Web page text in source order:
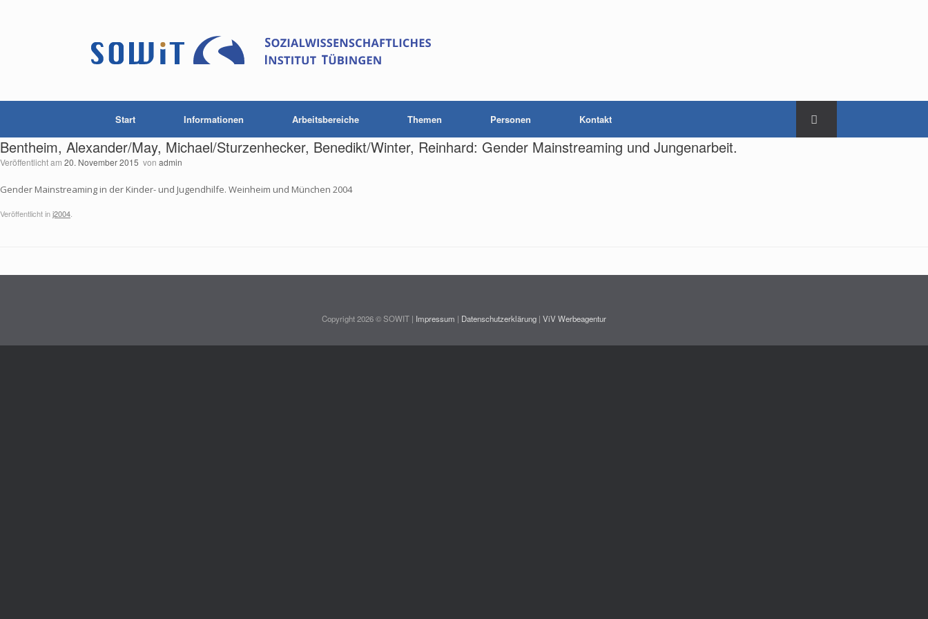
Start Informationen Arbeitsbereiche Themen Personen Kontakt
Bentheim, Alexander/May, Michael/Sturzenhecker, Benedikt/Winter, Reinhard: Gender Mainstreaming und Jungenarbeit.
Veröffentlicht am 20. November 2015 von admin
Gender Mainstreaming in der Kinder- und Jugendhilfe. Weinheim und München 2004
Veröffentlicht inj2004
Copyright 2026 © SOWIT | Impressum | Datenschutzerklärung | ViV Werbeagentur